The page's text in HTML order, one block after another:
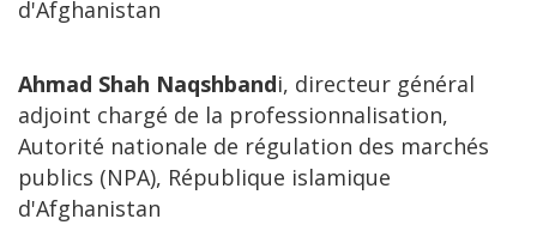
d'Afghanistan
Ahmad Shah Naqshbandi, directeur général
adjoint chargé de la professionnalisation,
Autorité nationale de régulation des marchés
publics (NPA), République islamique
d'Afghanistan